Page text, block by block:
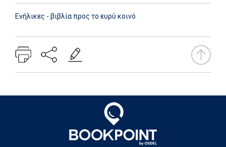
Ενήλικες - βιβλία προς το ευρύ κοινό